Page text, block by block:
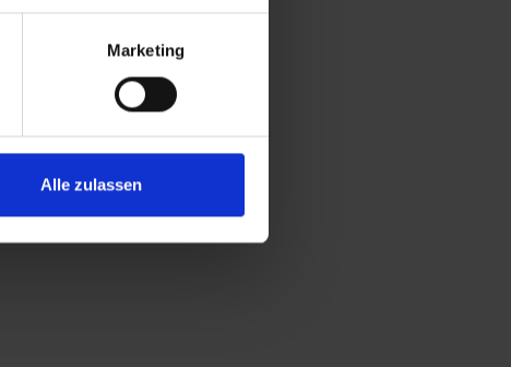
Marketing
Alle zulassen